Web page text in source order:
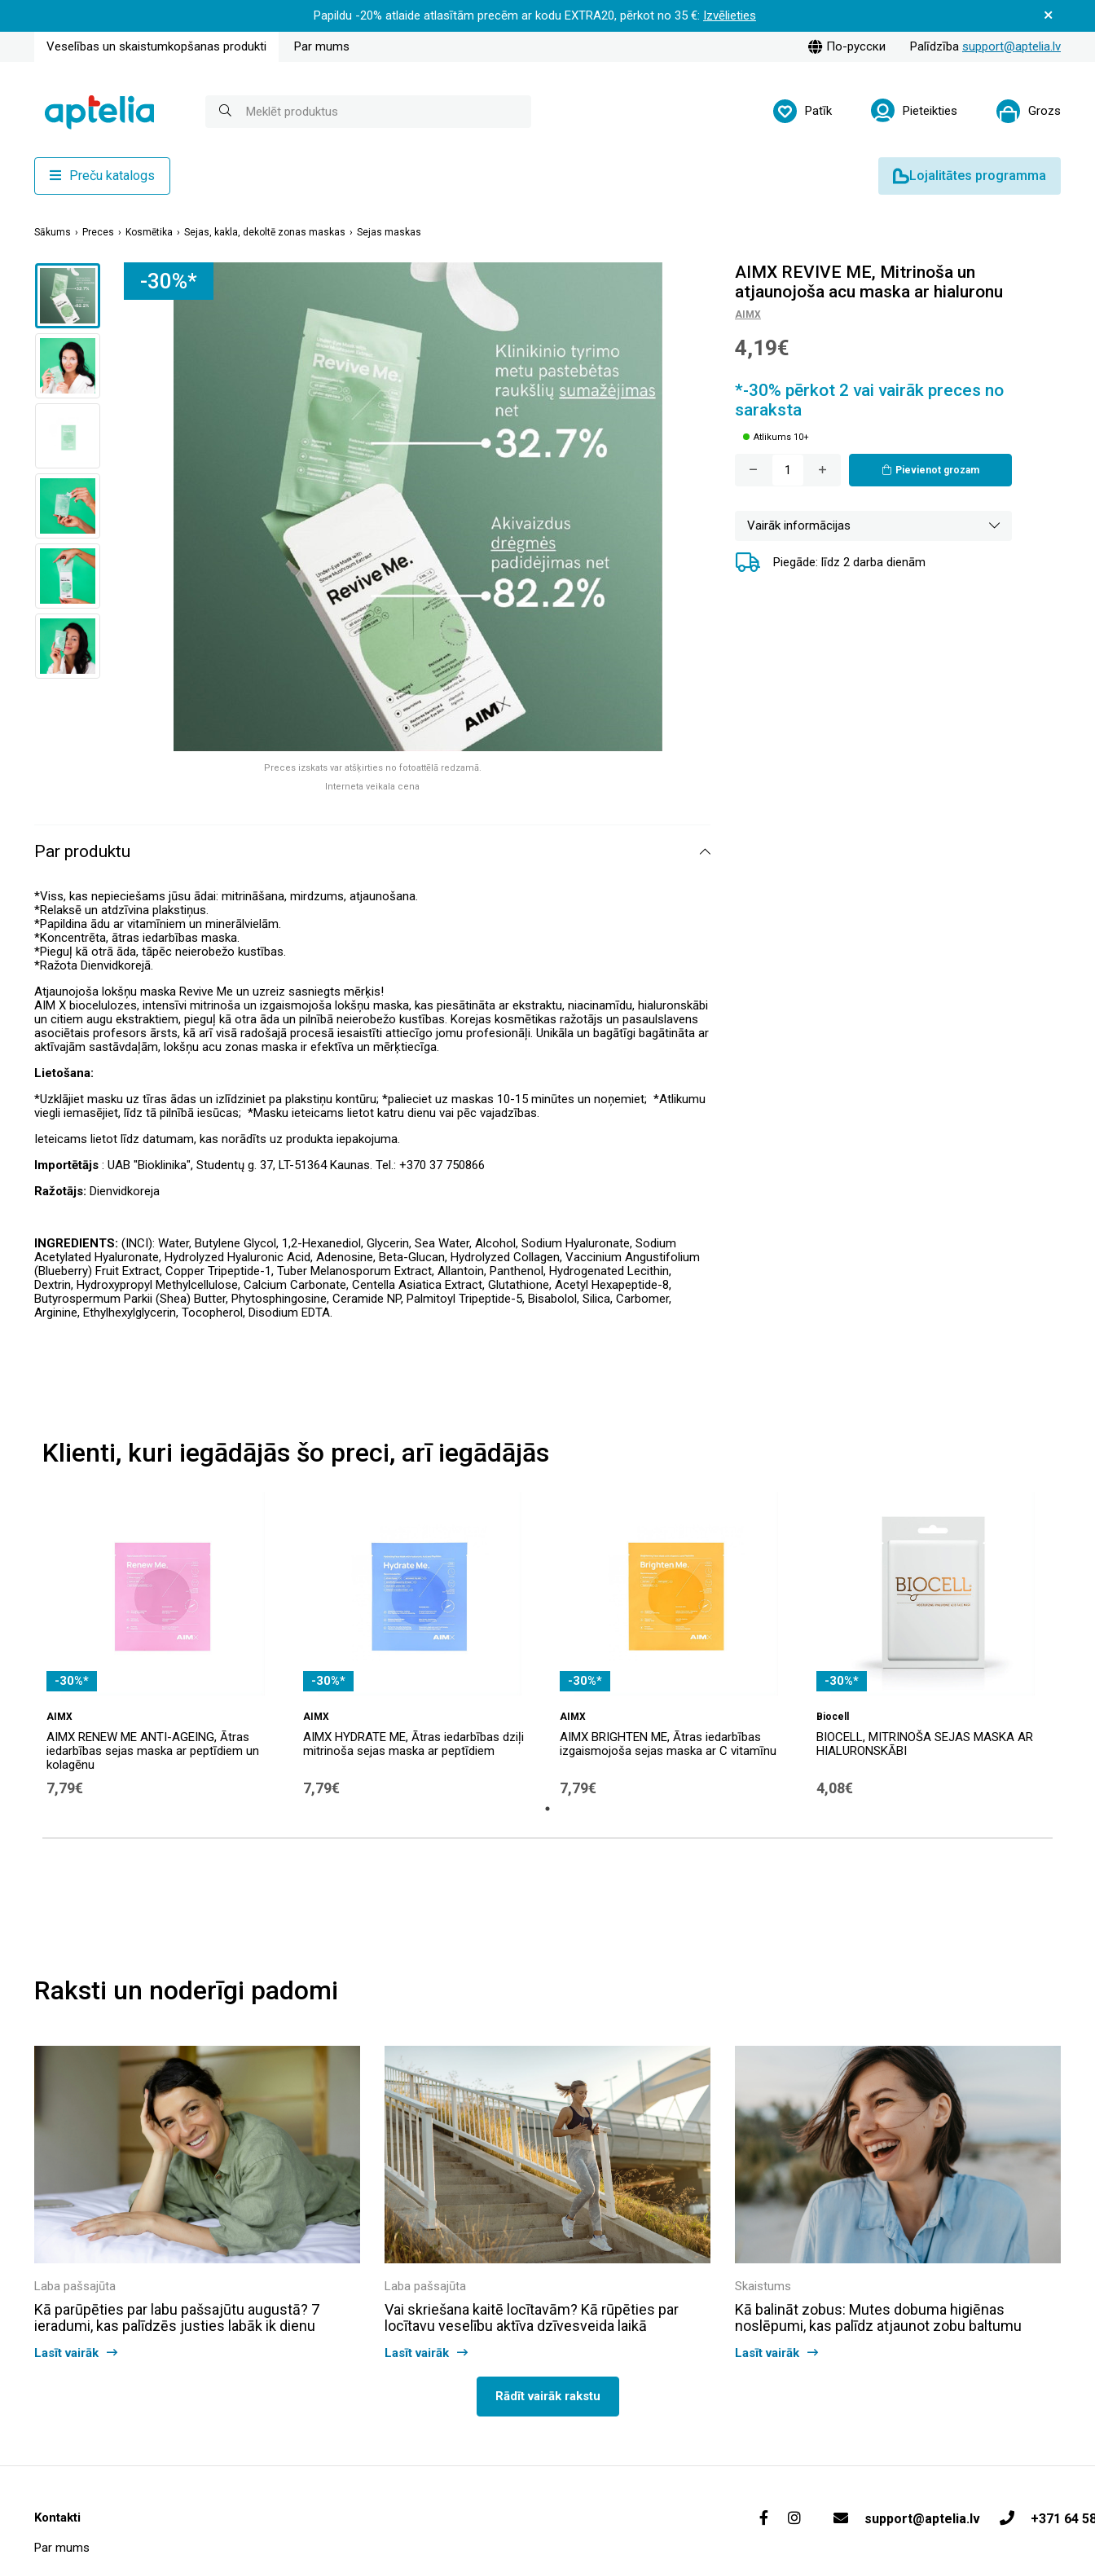
Papildu -20% atlaide atlasītām precēm ar kodu EXTRA20, pērkot no 35 €: Izvēlieties
Veselības un skaistumkopšanas produkti Par mums По-русски Palīdzība support@aptelia.lv
Patīk Pieteikties Grozs
Preču katalogs Lojalitātes programma
Sākums Preces Kosmētika Sejas, kakla, dekoltē zonas maskas Sejas maskas
-30%*
Preces izskats var atšķirties no fotoattēlā redzamā.
Interneta veikala cena
Par produktu
*Viss, kas nepieciešams jūsu ādai: mitrināšana, mirdzums, atjaunošana.
*Relaksē un atdzīvina plakstiņus.
*Papildina ādu ar vitamīniem un minerālvielām.
*Koncentrēta, ātras iedarbības maska.
*Pieguļ kā otrā āda, tāpēc neierobežo kustības.
*Ražota Dienvidkorejā.
Atjaunojoša lokšņu maska Revive Me un uzreiz sasniegts mērķis!
AIM X biocelulozes, intensīvi mitrinoša un izgaismojoša lokšņu maska, kas piesātināta ar ekstraktu, niacinamīdu, hialuronskābi
un citiem augu ekstraktiem, pieguļ kā otra āda un pilnībā neierobežo kustības. Korejas kosmētikas ražotājs un pasaulslavens
asociētais profesors ārsts, kā arī visā radošajā procesā iesaistīti attiecīgo jomu profesionāļi. Unikāla un bagātīgi bagātināta ar
aktīvajām sastāvdaļām, lokšņu acu zonas maska ir efektīva un mērķtiecīga.
Lietošana:
*Uzklājiet masku uz tīras ādas un izlīdziniet pa plakstiņu kontūru; *palieciet uz maskas 10-15 minūtes un noņemiet; *Atlikumu
viegli iemasējiet, līdz tā pilnībā iesūcas; *Masku ieteicams lietot katru dienu vai pēc vajadzības.
Ieteicams lietot līdz datumam, kas norādīts uz produkta iepakojuma.
Importētājs : UAB "Bioklinika", Studentų g. 37, LT-51364 Kaunas. Tel.: +370 37 750866
Ražotājs: Dienvidkoreja
INGREDIENTS: (INCI): Water, Butylene Glycol, 1,2-Hexanediol, Glycerin, Sea Water, Alcohol, Sodium Hyaluronate, Sodium
Acetylated Hyaluronate, Hydrolyzed Hyaluronic Acid, Adenosine, Beta-Glucan, Hydrolyzed Collagen, Vaccinium Angustifolium
(Blueberry) Fruit Extract, Copper Tripeptide-1, Tuber Melanosporum Extract, Allantoin, Panthenol, Hydrogenated Lecithin,
Dextrin, Hydroxypropyl Methylcellulose, Calcium Carbonate, Centella Asiatica Extract, Glutathione, Acetyl Hexapeptide-8,
Butyrospermum Parkii (Shea) Butter, Phytosphingosine, Ceramide NP, Palmitoyl Tripeptide-5, Bisabolol, Silica, Carbomer,
Arginine, Ethylhexylglycerin, Tocopherol, Disodium EDTA.
AIMX REVIVE ME, Mitrinoša un
atjaunojoša acu maska ​​ar hialuronu
AIMX
4,19€
*-30% pērkot 2 vai vairāk preces no
saraksta
Atlikums 10+
Pievienot grozam
Vairāk informācijas
Piegāde: līdz 2 darba dienām
Klienti, kuri iegādājās šo preci, arī iegādājās
-30%*
AIMX
AIMX RENEW ME ANTI-AGEING, Ātras
iedarbības sejas maska ​​ar peptīdiem un
kolagēnu
7,79€
-30%*
AIMX
AIMX HYDRATE ME, Ātras iedarbības dziļi
mitrinoša sejas maska ​​ar peptīdiem
7,79€
-30%*
AIMX
AIMX BRIGHTEN ME, Ātras iedarbības
izgaismojoša sejas maska ​​ar C vitamīnu
7,79€
-30%*
Biocell
BIOCELL, MITRINOŠA SEJAS MASKA AR
HIALURONSKĀBI
4,08€
Raksti un noderīgi padomi
Laba pašsajūta
Kā parūpēties par labu pašsajūtu augustā? 7
ieradumi, kas palīdzēs justies labāk ik dienu
Lasīt vairāk
Laba pašsajūta
Vai skriešana kaitē locītavām? Kā rūpēties par
locītavu veselību aktīva dzīvesveida laikā
Lasīt vairāk
Skaistums
Kā balināt zobus: Mutes dobuma higiēnas
noslēpumi, kas palīdz atjaunot zobu baltumu
Lasīt vairāk
Rādīt vairāk rakstu
Kontakti
Par mums
support@aptelia.lv +371 64